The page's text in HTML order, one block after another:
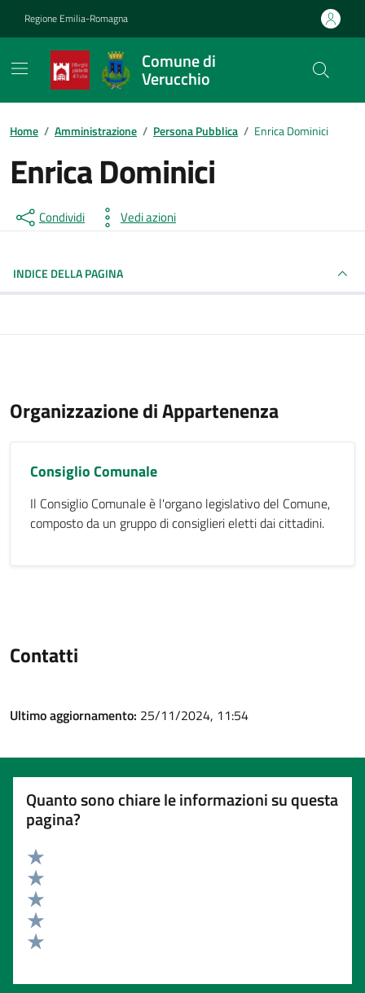
Regione Emilia-Romagna
Comune di
Verucchio
Contenuti in evidenza
Home / Amministrazione / Persona Pubblica / Enrica Dominici
Enrica Dominici
Condividi Vedi azioni
INDICE DELLA PAGINA
Organizzazione di Appartenenza
Consiglio Comunale
Il Consiglio Comunale è l'organo legislativo del Comune,
composto da un gruppo di consiglieri eletti dai cittadini.
Contatti
Ultimo aggiornamento: 25/11/2024, 11:54
Quanto sono chiare le informazioni su questa
pagina?
Valuta 5 stelle su 5
Valuta 4 stelle su 5
Valuta 3 stelle su 5
Valuta 2 stelle su 5